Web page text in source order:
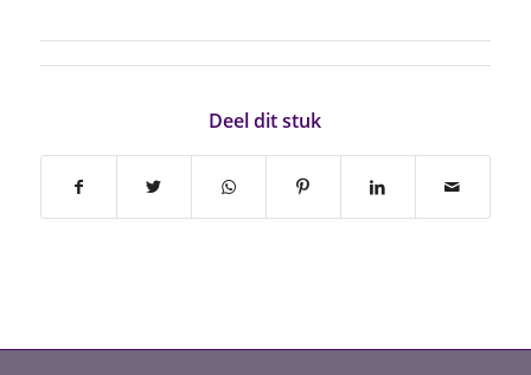
Deel dit stuk